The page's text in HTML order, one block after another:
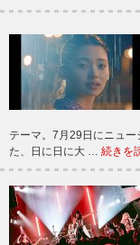
テーマ。7月29日にニュ
た、日に日に大 … 続きを